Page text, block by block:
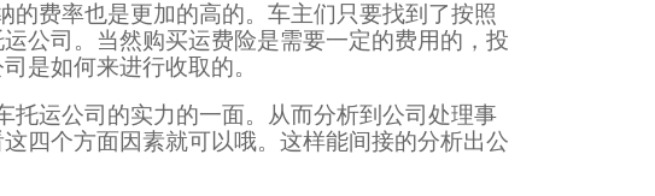
费率也是更加的高的。车主们只要找到了按照
公司。当然购买运费险是需要一定的费用的，投
是如何来进行收取的。
运公司的实力的一面。从而分析到公司处理事
四个方面因素就可以哦。这样能间接的分析出公